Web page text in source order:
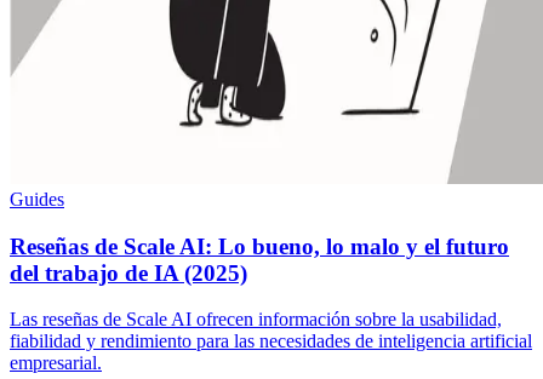
Guides
Reseñas de Scale AI: Lo bueno, lo malo y el futuro
del trabajo de IA (2025)
Las reseñas de Scale AI ofrecen información sobre la usabilidad,
fiabilidad y rendimiento para las necesidades de inteligencia artificial
empresarial.